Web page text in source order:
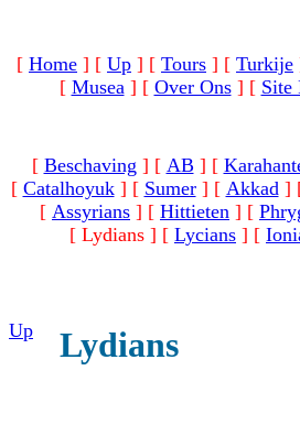
[ Home ] [ Up ] [ Tours ] [ Turkije
[ Musea] [ Over Ons] [ Site
[ Beschaving ] [ AB] [
[ Catalhoyuk] [ Sumer] [ Akkad]
[ Assyrians ] [ Hittieten ] [
[ Lydians ] [ Lycians ] [
Up Lydians